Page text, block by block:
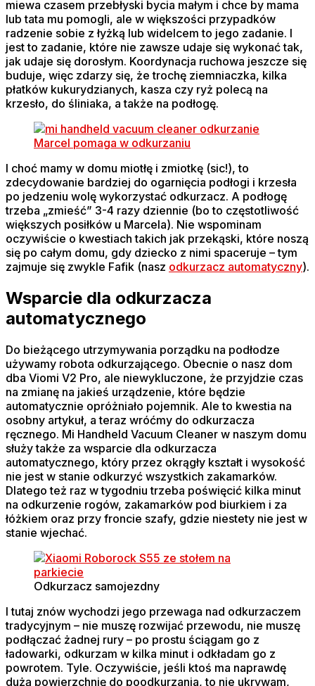
miewa czasem przebłyski bycia małym i chce by mama
lub tata mu pomogli, ale w większości przypadków
radzenie sobie z łyżką lub widelcem to jego zadanie. I
jest to zadanie, które nie zawsze udaje się wykonać tak,
jak udaje się dorosłym. Koordynacja ruchowa jeszcze się
buduje, więc zdarzy się, że trochę ziemniaczka, kilka
płatków kukurydzianych, kasza czy ryż polecą na
krzesło, do śliniaka, a także na podłogę.
Marcel pomaga w odkurzaniu
I choć mamy w domu miotłę i zmiotkę (sic!), to
zdecydowanie bardziej do ogarnięcia podłogi i krzesła
po jedzeniu wolę wykorzystać odkurzacz. A podłogę
trzeba „zmieść” 3-4 razy dziennie (bo to częstotliwość
większych posiłków u Marcela). Nie wspominam
oczywiście o kwestiach takich jak przekąski, które noszą
się po całym domu, gdy dziecko z nimi spaceruje – tym
zajmuje się zwykle Fafik (nasz odkurzacz automatyczny).
Wsparcie dla odkurzacza
automatycznego
Do bieżącego utrzymywania porządku na podłodze
używamy robota odkurzającego. Obecnie o nasz dom
dba Viomi V2 Pro, ale niewykluczone, że przyjdzie czas
na zmianę na jakieś urządzenie, które będzie
automatycznie opróżniało pojemnik. Ale to kwestia na
osobny artykuł, a teraz wróćmy do odkurzacza
ręcznego. Mi Handheld Vacuum Cleaner w naszym domu
służy także za wsparcie dla odkurzacza
automatycznego, który przez okrągły kształt i wysokość
nie jest w stanie odkurzyć wszystkich zakamarków.
Dlatego też raz w tygodniu trzeba poświęcić kilka minut
na odkurzenie rogów, zakamarków pod biurkiem i za
łóżkiem oraz przy froncie szafy, gdzie niestety nie jest w
stanie wjechać.
Odkurzacz samojezdny
I tutaj znów wychodzi jego przewaga nad odkurzaczem
tradycyjnym – nie muszę rozwijać przewodu, nie muszę
podłączać żadnej rury – po prostu ściągam go z
ładowarki, odkurzam w kilka minut i odkładam go z
powrotem. Tyle. Oczywiście, jeśli ktoś ma naprawdę
dużą powierzchnię do poodkurzania, to nie ukrywam,